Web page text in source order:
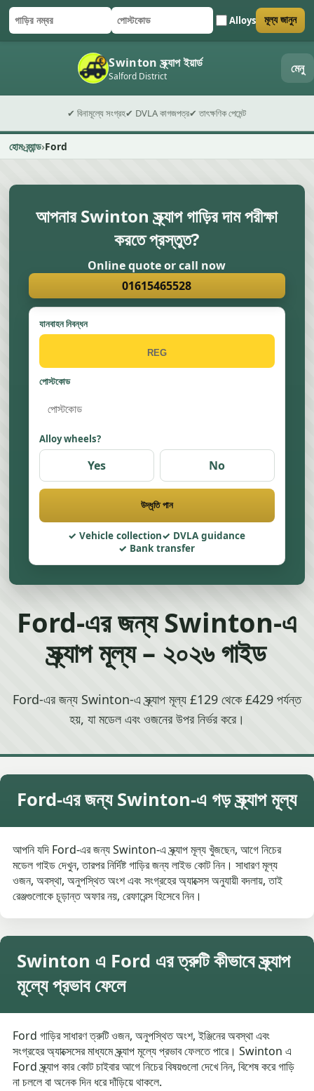
গাড়ির নম্বর
পোস্টকোড Alloys
ফর্ম জমা দিন মূল্য জানুন
Swinton স্ক্র্যাপ ইয়ার্ড
Salford District মেনু
✔ বিনামূল্যে সংগ্রহ✔ DVLA কাগজপত্র✔ তাৎক্ষণিক পেমেন্ট
হোম ব্র্যান্ড Ford
আপনার Swinton স্ক্র্যাপ গাড়ির দাম পরীক্ষা
করতে প্রস্তুত?
Online quote or call now
01615465528
যানবাহন নিবন্ধন
পোস্টকোড
Alloy wheels?
Yes No
উদ্ধৃতি পান
Vehicle collection
DVLA guidance
Bank transfer
Ford-এর জন্য Swinton-এ
স্ক্র্যাপ মূল্য – ২০২৬ গাইড
Ford-এর জন্য Swinton-এ স্ক্র্যাপ মূল্য £129 থেকে £429 পর্যন্ত
হয়, যা মডেল এবং ওজনের উপর নির্ভর করে।
Ford-এর জন্য Swinton-এ গড় স্ক্র্যাপ মূল্য
আপনি যদি Ford-এর জন্য Swinton-এ স্ক্র্যাপ মূল্য খুঁজছেন, আগে নিচের
মডেল গাইড দেখুন, তারপর নির্দিষ্ট গাড়ির জন্য লাইভ কোট নিন। সাধারণ মূল্য
ওজন, অবস্থা, অনুপস্থিত অংশ এবং সংগ্রহের অ্যাক্সেস অনুযায়ী বদলায়, তাই
রেঞ্জগুলোকে চূড়ান্ত অফার নয়, রেফারেন্স হিসেবে নিন।
Swinton এ Ford এর ত্রুটি কীভাবে স্ক্র্যাপ
মূল্যে প্রভাব ফেলে
Ford গাড়ির সাধারণ ত্রুটি ওজন, অনুপস্থিত অংশ, ইঞ্জিনের অবস্থা এবং
সংগ্রহের অ্যাক্সেসের মাধ্যমে স্ক্র্যাপ মূল্যে প্রভাব ফেলতে পারে। Swinton এ
Ford স্ক্র্যাপ কার কোট চাইবার আগে নিচের বিষয়গুলো দেখে নিন, বিশেষ করে গাড়ি
না চললে বা অনেক দিন ধরে দাঁড়িয়ে থাকলে.